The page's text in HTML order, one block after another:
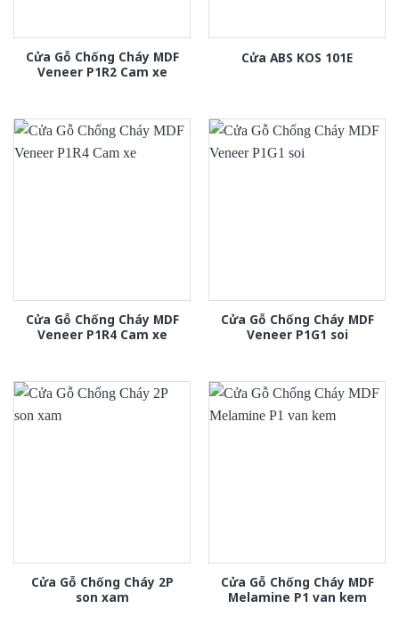
Cửa Gỗ Chống Cháy MDF
Veneer P1R2 Cam xe
Cửa ABS KOS 101E
Cửa Gỗ Chống Cháy MDF
Veneer P1R4 Cam xe
Cửa Gỗ Chống Cháy MDF
Veneer P1G1 soi
Cửa Gỗ Chống Cháy 2P
son xam
Cửa Gỗ Chống Cháy MDF
Melamine P1 van kem